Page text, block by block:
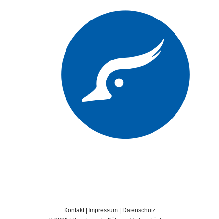
Kontakt| Impressum|
Datenschutz